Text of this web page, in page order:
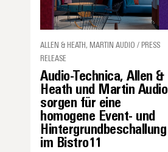
ALLEN & HEATH, MARTIN AUDIO / PRESS
RELEASE
Audio-Technica, Allen &
Heath und Martin Audio
sorgen für eine
homogene Event- und
Hintergrundbeschallung
im Bistro11